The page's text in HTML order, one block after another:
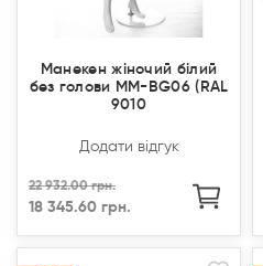
Манекен жіночий білий
без голови MM-BG06 (RAL
9010
Додати відгук
22 932.00 грн.
18 345.60 грн.